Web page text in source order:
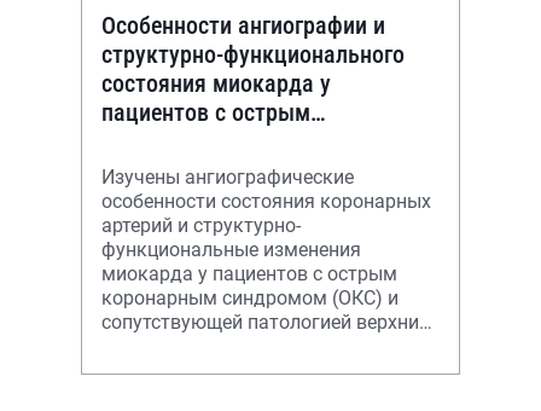
Особенности ангиографии и
структурно-функционального
состояния миокарда у
пациентов с острым
заболеваниями верхних отделов
желу
Изучены ангиографические
особенности состояния коронарных
артерий и структурно-
функциональные изменения
миокарда у пациентов с острым
коронарным синдромом (ОКС) и
сопутствующей патологией верхних
тракта (ЖКТ). Установлена пряма